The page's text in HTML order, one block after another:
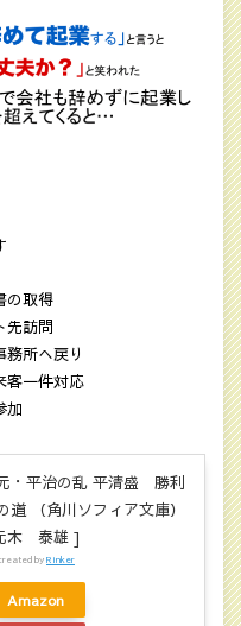
の取得
先訪問
所へ戻り
客一件対応
加
・平治の乱 平清盛 勝利
道 （角川ソフィア文庫）
木 泰雄 ]
byRinker
Amazon